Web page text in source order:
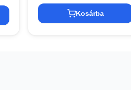
Kosárba